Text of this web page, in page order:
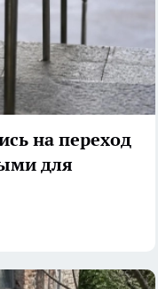
на переход
для